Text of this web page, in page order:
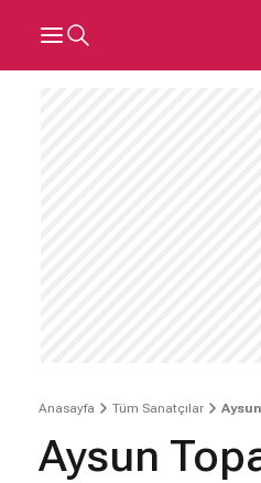
Anasayfa Tüm Sanatçılar
Aysun